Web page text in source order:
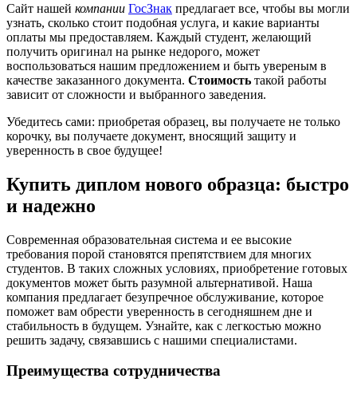
Сайт нашей компании ГосЗнак предлагает все, чтобы вы могли
узнать, сколько стоит подобная услуга, и какие варианты
оплаты мы предоставляем. Каждый студент, желающий
получить оригинал на рынке недорого, может
воспользоваться нашим предложением и быть увереным в
качестве заказанного документа. Стоимость такой работы
зависит от сложности и выбранного заведения.
Убедитесь сами: приобретая образец, вы получаете не только
корочку, вы получаете документ, вносящий защиту и
уверенность в свое будущее!
Купить диплом нового образца: быстро
и надежно
Современная образовательная система и ее высокие
требования порой становятся препятствием для многих
студентов. В таких сложных условиях, приобретение готовых
документов может быть разумной альтернативой. Наша
компания предлагает безупречное обслуживание, которое
поможет вам обрести уверенность в сегодняшнем дне и
стабильность в будущем. Узнайте, как с легкостью можно
решить задачу, связавшись с нашими специалистами.
Преимущества сотрудничества